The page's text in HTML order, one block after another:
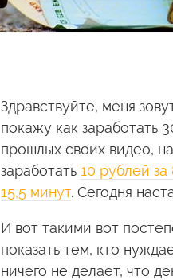
Здравствуйте, меня
покажу как заработать
прошлых своих видео,
заработать 10 рублей за
15,5 минут. Сегодня
И вот такими вот
показать тем, кто
ничего не делает, что